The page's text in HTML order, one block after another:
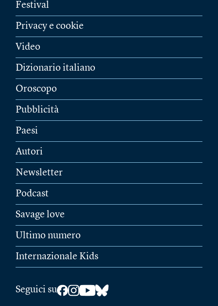
Festival
Privacy e cookie
Video
Dizionario italiano
Oroscopo
Pubblicità
Paesi
Autori
Newsletter
Podcast
Savage love
Ultimo numero
Internazionale Kids
Seguici su